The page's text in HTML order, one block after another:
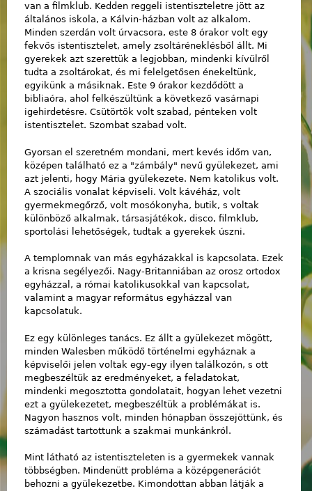
van a filmklub. Kedden reggeli istentiszteletre jött az
általános iskola, a Kálvin-házban volt az alkalom.
Minden szerdán volt úrvacsora, este 8 órakor volt egy
fekvős istentisztelet, amely zsoltáréneklésből állt. Mi
gyerekek azt szerettük a legjobban, mindenki kívülről
tudta a zsoltárokat, és mi felelgetősen énekeltünk,
egyikünk a másiknak. Este 9 órakor kezdődött a
bibliaóra, ahol felkészültünk a következő vasárnapi
igehirdetésre. Csütörtök volt szabad, pénteken volt
istentisztelet. Szombat szabad volt.
Gyorsan el szeretném mondani, mert kevés időm van,
középen található ez a "zámbály" nevű gyülekezet, ami
azt jelenti, hogy Mária gyülekezete. Nem katolikus volt.
A szociális vonalat képviseli. Volt kávéház, volt
gyermekmegőrző, volt mosókonyha, butik, s voltak
különböző alkalmak, társasjátékok, disco, filmklub,
sportolási lehetőségek, tudtak a gyerekek úszni.
A templomnak van más egyházakkal is kapcsolata. Ezek
a krisna segélyezői. Nagy-Britanniában az orosz ortodox
egyházzal, a római katolikusokkal van kapcsolat,
valamint a magyar református egyházzal van
kapcsolatuk.
Ez egy különleges tanács. Ez állt a gyülekezet mögött,
minden Walesben működő történelmi egyháznak a
képviselői jelen voltak egy-egy ilyen találkozón, s ott
megbeszéltük az eredményeket, a feladatokat,
mindenki megosztotta gondolatait, hogyan lehet vezetni
ezt a gyülekezetet, megbeszéltük a problémákat is.
Nagyon hasznos volt, minden hónapban összejöttünk, és
számadást tartottunk a szakmai munkánkról.
Mint látható az istentiszteleten is a gyermekek vannak
többségben. Mindenütt probléma a középgenerációt
behozni a gyülekezetbe. Kimondottan abban látják a